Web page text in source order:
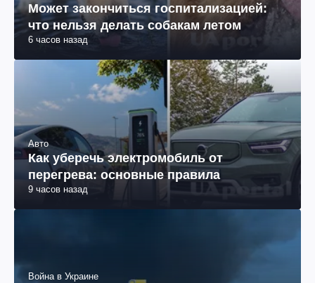
Может закончиться госпитализацией:
что нельзя делать собакам летом
6 часов назад
Авто
Как уберечь электромобиль от
перегрева: основные правила
9 часов назад
Война в Украине